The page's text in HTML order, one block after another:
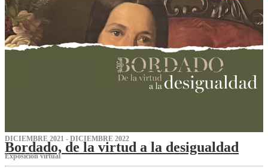
DICIEMBRE 2021 - DICIEMBRE 2022
Bordado, de la virtud a la desigualdad
Exposición virtual‌